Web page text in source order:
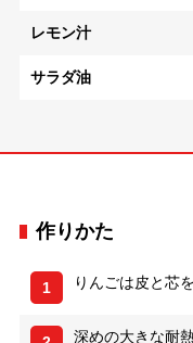
レモン汁
サラダ油
作りかた
1 りんごは皮と芯
深めの大きな耐